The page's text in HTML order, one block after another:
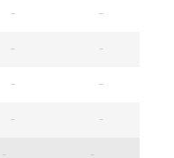
- -
- -
- -
- -
- -